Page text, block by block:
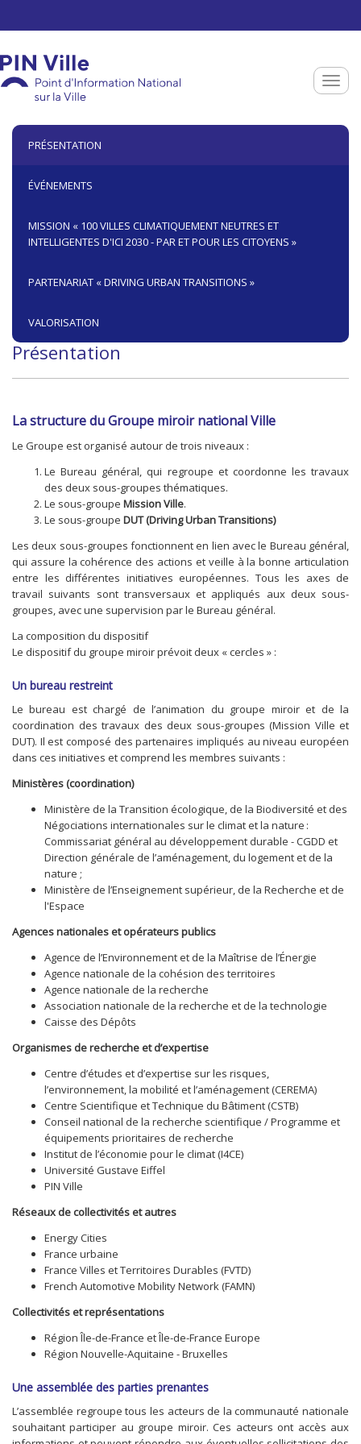
PRÉSENTATION
ÉVÉNEMENTS
MISSION « 100 VILLES CLIMATIQUEMENT NEUTRES ET
INTELLIGENTES D'ICI 2030 - PAR ET POUR LES CITOYENS »
PARTENARIAT « DRIVING URBAN TRANSITIONS »
VALORISATION
Présentation
La structure du Groupe miroir national Ville
Le Groupe est organisé autour de trois niveaux :
Le Bureau général, qui regroupe et coordonne les travaux
des deux sous-groupes thématiques.
Le sous-groupe Mission Ville.
Le sous-groupe DUT (Driving Urban Transitions)
Les deux sous-groupes fonctionnent en lien avec le Bureau général,
qui assure la cohérence des actions et veille à la bonne articulation
entre les différentes initiatives européennes. Tous les axes de
travail suivants sont transversaux et appliqués aux deux sous-
groupes, avec une supervision par le Bureau général.
La composition du dispositif
Le dispositif du groupe miroir prévoit deux « cercles » :
Un bureau restreint
Le bureau est chargé de l’animation du groupe miroir et de la
coordination des travaux des deux sous-groupes (Mission Ville et
DUT). Il est composé des partenaires impliqués au niveau européen
dans ces initiatives et comprend les membres suivants :
Ministères (coordination)
Ministère de la Transition écologique, de la Biodiversité et des
Négociations internationales sur le climat et la nature :
Commissariat général au développement durable - CGDD et
Direction générale de l’aménagement, du logement et de la
nature ;
Ministère de l’Enseignement supérieur, de la Recherche et de
l'Espace
Agences nationales et opérateurs publics
Agence de l’Environnement et de la Maîtrise de l’Énergie
Agence nationale de la cohésion des territoires
Agence nationale de la recherche
Association nationale de la recherche et de la technologie
Caisse des Dépôts
Organismes de recherche et d’expertise
Centre d’études et d’expertise sur les risques,
l’environnement, la mobilité et l’aménagement (CEREMA)
Centre Scientifique et Technique du Bâtiment (CSTB)
Conseil national de la recherche scientifique / Programme et
équipements prioritaires de recherche
Institut de l’économie pour le climat (I4CE)
Université Gustave Eiffel
PIN Ville
Réseaux de collectivités et autres
Energy Cities
France urbaine
France Villes et Territoires Durables (FVTD)
French Automotive Mobility Network (FAMN)
Collectivités et représentations
Région Île-de-France et Île-de-France Europe
Région Nouvelle-Aquitaine - Bruxelles
Une assemblée des parties prenantes
L’assemblée regroupe tous les acteurs de la communauté nationale
souhaitant participer au groupe miroir. Ces acteurs ont accès aux